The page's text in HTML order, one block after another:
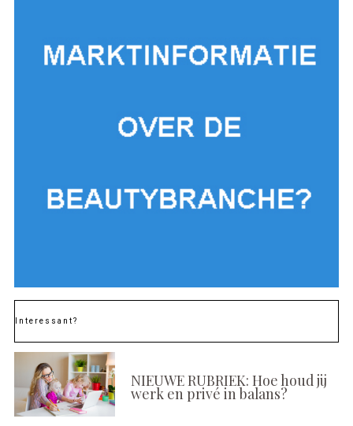
Interessant?
NIEUWE RUBRIEK: Hoe houd jij
werk en privé in balans?